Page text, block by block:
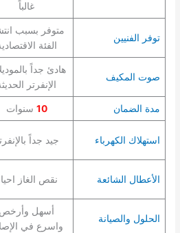
غالباً
توفر الفنيين
متوفر بسبب
الفئة
صوت المكيف
هادئ جداً
الإنفرتر
مدة الضمان 10 سنوات
استهلاك الكهرباء جيد جداً
الأعطال الشائعة نقص الغاز
الحلول والصيانة
أسهل وأرخص
واسرع في